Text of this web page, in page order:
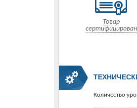
Товар
сертифицирован
Количество